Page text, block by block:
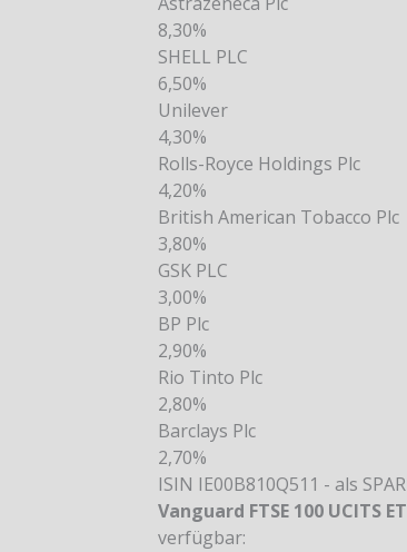
8,30%
SHELL PLC
6,50%
Unilever
4,30%
Rolls-Royce Holdings Plc
4,20%
British American Tobacco Plc
3,80%
GSK PLC
3,00%
BP Plc
2,90%
Rio Tinto Plc
2,80%
Barclays Plc
2,70%
ISIN IE00B810Q511 - als
Vanguard FTSE 100 UCITS
verfügbar: